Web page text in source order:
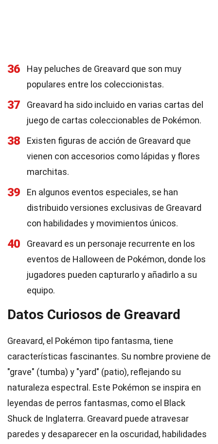
36
Hay peluches de Greavard que son muy
populares entre los coleccionistas.
37
Greavard ha sido incluido en varias cartas del
juego de cartas coleccionables de Pokémon.
38
Existen figuras de acción de Greavard que
vienen con accesorios como lápidas y flores
marchitas.
39
En algunos eventos especiales, se han
distribuido versiones exclusivas de Greavard
con habilidades y movimientos únicos.
40
Greavard es un personaje recurrente en los
eventos de Halloween de Pokémon, donde los
jugadores pueden capturarlo y añadirlo a su
equipo.
Datos Curiosos de Greavard
Greavard, el Pokémon tipo fantasma, tiene
características fascinantes. Su nombre proviene de
"grave" (tumba) y "yard" (patio), reflejando su
naturaleza espectral. Este Pokémon se inspira en
leyendas de perros fantasmas, como el Black
Shuck de Inglaterra. Greavard puede atravesar
paredes y desaparecer en la oscuridad, habilidades